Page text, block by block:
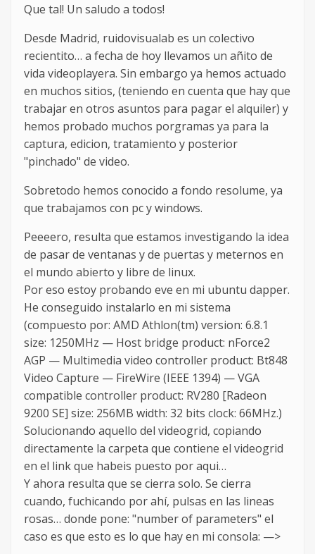
Que tal! Un saludo a todos!
Desde Madrid, ruidovisualab es un colectivo
recientito… a fecha de hoy llevamos un añito de
vida videoplayera. Sin embargo ya hemos actuado
en muchos sitios, (teniendo en cuenta que hay que
trabajar en otros asuntos para pagar el alquiler) y
hemos probado muchos porgramas ya para la
captura, edicion, tratamiento y posterior
"pinchado" de video.
Sobretodo hemos conocido a fondo resolume, ya
que trabajamos con pc y windows.
Peeeero, resulta que estamos investigando la idea
de pasar de ventanas y de puertas y meternos en
el mundo abierto y libre de linux.
Por eso estoy probando eve en mi ubuntu dapper.
He conseguido instalarlo en mi sistema
(compuesto por: AMD Athlon(tm) version: 6.8.1
size: 1250MHz — Host bridge product: nForce2
AGP — Multimedia video controller product: Bt848
Video Capture — FireWire (IEEE 1394) — VGA
compatible controller product: RV280 [Radeon
9200 SE] size: 256MB width: 32 bits clock: 66MHz.)
Solucionando aquello del videogrid, copiando
directamente la carpeta que contiene el videogrid
en el link que habeis puesto por aqui…
Y ahora resulta que se cierra solo. Se cierra
cuando, fuchicando por ahí, pulsas en las lineas
rosas… donde pone: "number of parameters" el
caso es que esto es lo que hay en mi consola: —>